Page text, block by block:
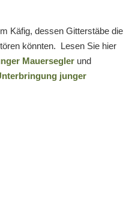
Käfig, dessen Gitterstäbe die
könnten. Lesen Sie hier
Mauersegler und
junger